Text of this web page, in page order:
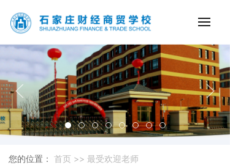
您的位置： 首页 >> 最受欢迎老师